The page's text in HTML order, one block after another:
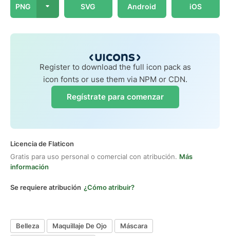
PNG SVG Android iOS
Register to download the full icon pack as
icon fonts or use them via NPM or CDN.
Regístrate para comenzar
Licencia de Flaticon
Gratis para uso personal o comercial con atribución. Más
información
Se requiere atribución ¿Cómo atribuir?
Belleza Maquillaje De Ojo
Máscara